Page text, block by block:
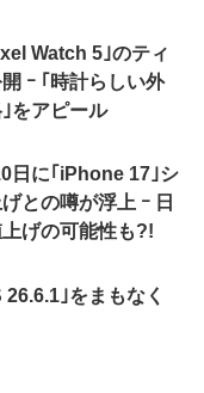
｣は廃止
Watch 5｣のティ
ｰ ｢時計らしい外
をアピール
日に｢iPhone 17｣シ
との噂が浮上 ｰ 日
げの可能性も?!
｣をまもなく